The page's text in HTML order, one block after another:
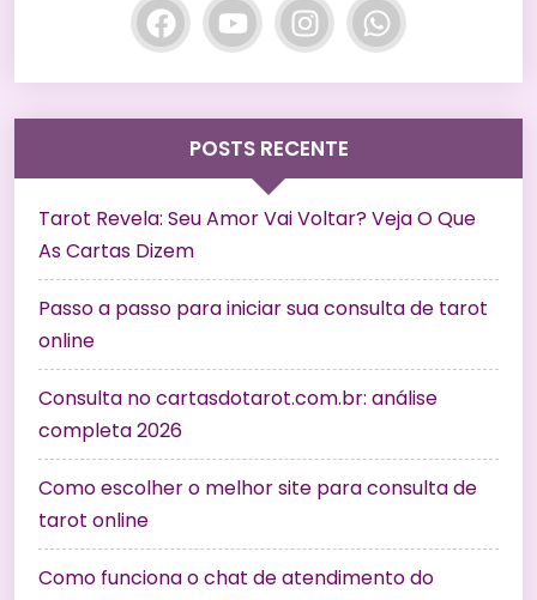
POSTS RECENTE
Tarot Revela: Seu Amor Vai Voltar? Veja O Que
As Cartas Dizem
Passo a passo para iniciar sua consulta de tarot
online
Consulta no cartasdotarot.com.br: análise
completa 2026
Como escolher o melhor site para consulta de
tarot online
Como funciona o chat de atendimento do